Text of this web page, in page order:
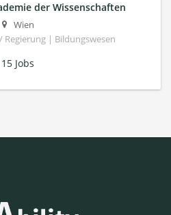
der Wissenschaften
Wien
Regierung | Bildungswesen
15 Jobs